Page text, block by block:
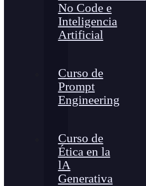
No Code e
Inteligencia
Artificial
Curso de
Prompt
Engineering
Curso de
Ética en la
lA
Generativa